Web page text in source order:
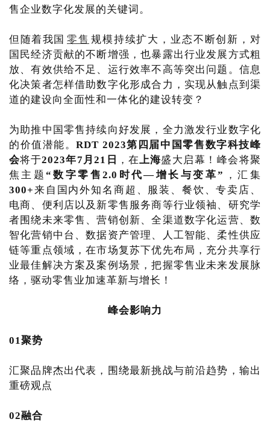
售企业数字化发展的关键词。
但随着我国 零售 规模持续扩大，业态不断创新，对
国民经济贡献的不断增强，也暴露出行业发展方式粗
放、有效供给不足、运行效率不高等突出问题。信息
化决策者怎样借助数字化形成合力，实现从触点到渠
道的建设向全面性和一体化的建设转变？
为助推中国零售持续向好发展，全力激发行业数字化
的价值潜能。 RDT 2023第四届中国零售数字科技峰
会将于2023年7月21日 ，在上海盛大启幕！峰会将聚
焦主题 “数字零售2.0时代—增长与变革”
，汇集
300+来自国内外知名商超、服装、餐饮、专卖店、
电商、便利店以及新零售服务商等行业领袖、研究学
者围绕未来零售、营销创新、全渠道数字化运营、数
智化营销中台、数据资产管理、人工智能、柔性供应
链等重点领域，在市场复苏下优先布局，充分共享行
业最佳解决方案及案例场景，把握零售业未来发展脉
络，驱动零售业加速革新与增长！
峰会影响力
01聚势
汇聚品牌杰出代表，围绕最新挑战与前沿趋势，输出
重磅观点
02融合